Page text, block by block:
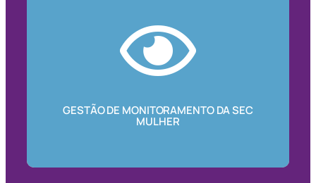
GESTÃO DE MONITORAMENTO DA SEC
MULHER